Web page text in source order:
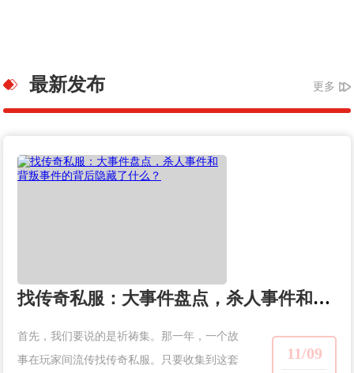
最新发布 更多
找传奇私服：大事件盘点，杀人事件和背叛事件的背后隐藏了什么？
11/09
首先，我们要说的是祈祷集。那一年，一个故
事在玩家间流传找传奇私服。只要收集到这套